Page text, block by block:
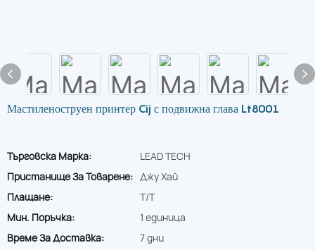
Мастиленоструен принтер Cij с подвижна глава Lt8001
Търговска Марка:
LEAD TECH
Пристанище За Товарене: Джу Хай
Плащане:
T/T
Мин. Поръчка:
1 единица
Време За Доставка:
7 дни